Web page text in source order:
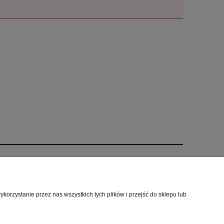
O firmie
przez nas wszystkich tych plików i przejść do sklepu lub